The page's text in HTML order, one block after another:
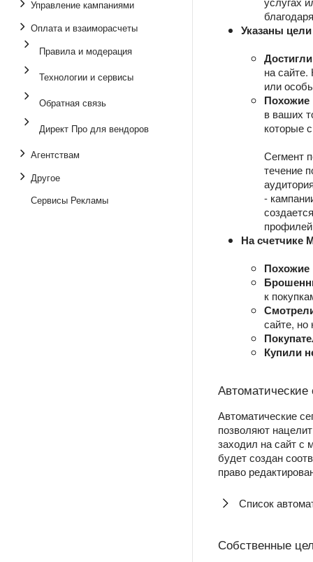
Управление кампаниями
Оплата и взаиморасчеты
Правила и модерация
Технологии и сервисы
Обратная связь
Директ Про для вендоров
Агентствам
Другое
Сервисы Рекламы
Указаны цели
на
или
Похожие
в ваших
которые
Сегмент
течение
-
На счетчике
Похожие
к
сайте,
Купили
Автоматические
Автоматические
позволяют
заходил на сайт с
будет создан
право
Список
Собственные